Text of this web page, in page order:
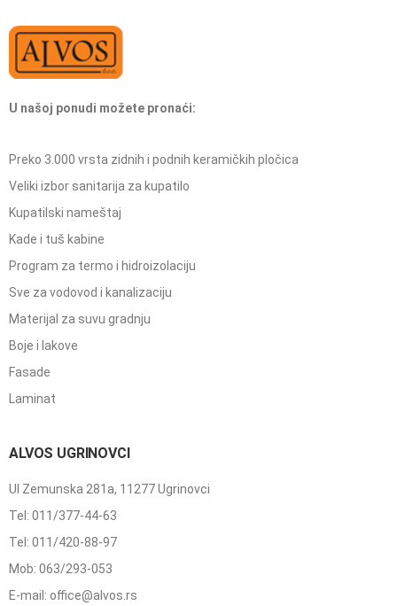
U našoj ponudi možete pronaći:
Preko 3.000 vrsta zidnih i podnih keramičkih pločica
Veliki izbor sanitarija za kupatilo
Kupatilski nameštaj
Kade i tuš kabine
Program za termo i hidroizolaciju
Sve za vodovod i kanalizaciju
Materijal za suvu gradnju
Boje i lakove
Fasade
Laminat
ALVOS UGRINOVCI
Ul Zemunska 281a, 11277 Ugrinovci
Tel: 011/377-44-63
Tel: 011/420-88-97
Mob: 063/293-053
E-mail: office@alvos.rs